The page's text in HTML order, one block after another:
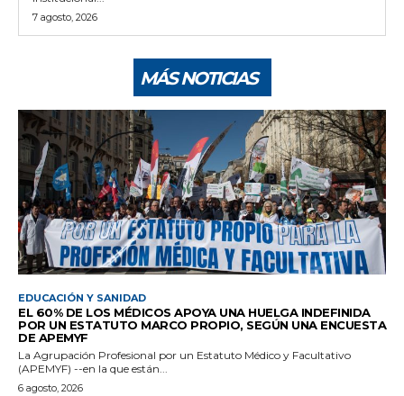
7 agosto, 2026
MÁS NOTICIAS
EDUCACIÓN Y SANIDAD
EL 60% DE LOS MÉDICOS APOYA UNA HUELGA INDEFINIDA
POR UN ESTATUTO MARCO PROPIO, SEGÚN UNA ENCUESTA
DE APEMYF
La Agrupación Profesional por un Estatuto Médico y Facultativo
(APEMYF) --en la que están...
6 agosto, 2026